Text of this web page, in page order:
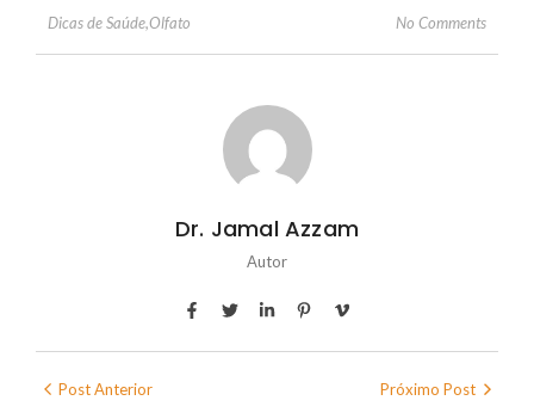
Dicas de Saúde,Olfato No Comments
Dr. Jamal Azzam
Autor
Post Anterior Próximo Post